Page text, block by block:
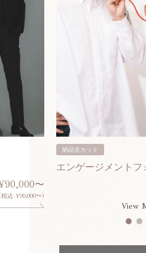
〜
(税込 ¥99,000〜)
納品全カット
エンゲージメントフ
View